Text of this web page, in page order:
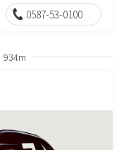
0587-53-0100
934m